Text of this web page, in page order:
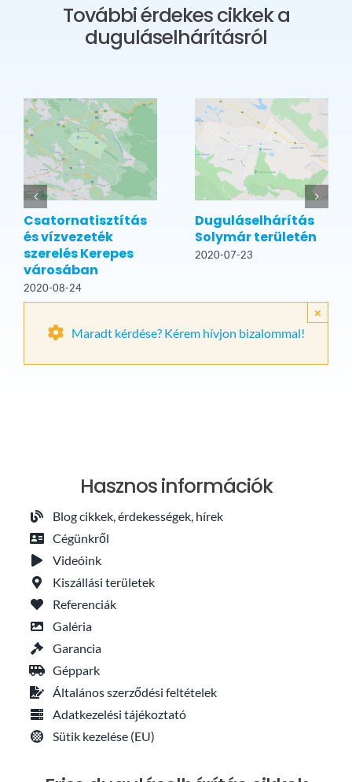
További érdekes cikkek a
duguláselhárításról
Csatornatisztítás
és vízvezeték
szerelés Kerepes
városában
2020-08-24
Duguláselhárítás
Solymár területén
2020-07-23
Maradt kérdése? Kérem hívjon bizalommal!
×
Hasznos információk
Blog cikkek, érdekességek, hírek
Cégünkről
Videóink
Kiszállási területek
Referenciák
Galéria
Garancia
Géppark
Általános szerződési feltételek
Adatkezelési tájékoztató
Sütik kezelése (EU)